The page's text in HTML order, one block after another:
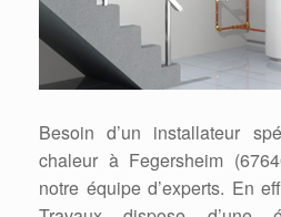
Besoin d’un installateur
chaleur à Fegersheim
notre équipe d’experts. En